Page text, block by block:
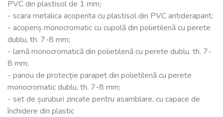
PVC din plastisol de 1 mm;
- scara metalica acoperita cu plastisol din PVC antiderapant;
- acoperiș monocromatic cu cupolă din polietilenă cu perete
dublu, th. 7-8 mm;
- lamă monocromatică din polietilenă cu perete dublu, th. 7-
8 mm;
- panou de protecție parapet din polietilenă cu perete
monocromatic dublu, th. 7-8 mm;
- set de șuruburi zincate pentru asamblare, cu capace de
închidere din plastic